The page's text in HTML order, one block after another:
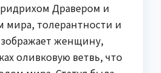
Дравером и
мира, толерантности и
женщину,
оливковую ветвь, что